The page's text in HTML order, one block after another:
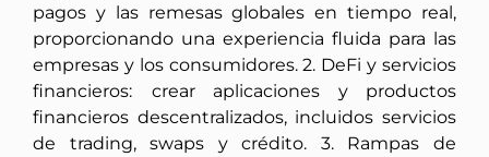
pagos y las remesas globales en tiempo real,
proporcionando una experiencia fluida para las
empresas y los consumidores. 2. DeFi y servicios
financieros:
crear aplicaciones y productos
financieros descentralizados, incluidos servicios
de trading, swaps y crédito. 3. Rampas de